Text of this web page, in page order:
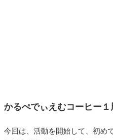
かるぺでぃえむコーヒー１
今回は、活動を開始して、初め